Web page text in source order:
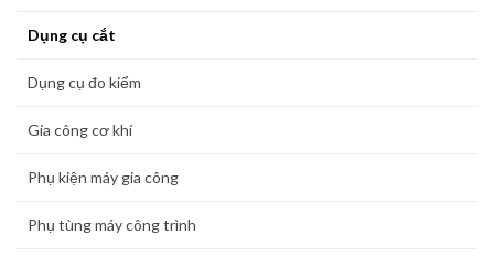
Dụng cụ cắt
Dụng cụ đo kiểm
Gia công cơ khí
Phụ kiện máy gia công
Phụ tùng máy công trình